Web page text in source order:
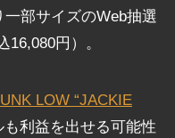
部サイズのWeb抽選
円）。
LOW “JACKIE
も利益を出せる可能性